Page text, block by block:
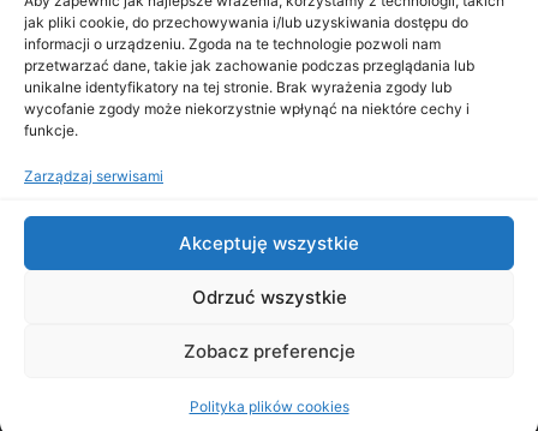
jak pliki cookie, do przechowywania i/lub uzyskiwania dostępu do
informacji o urządzeniu. Zgoda na te technologie pozwoli nam
przetwarzać dane, takie jak zachowanie podczas przeglądania lub
unikalne identyfikatory na tej stronie. Brak wyrażenia zgody lub
wycofanie zgody może niekorzystnie wpłynąć na niektóre cechy i
funkcje.
Zarządzaj serwisami
Akceptuję wszystkie
Odrzuć wszystkie
Zobacz preferencje
Polityka plików cookies
2026 |
All Rights Reserved